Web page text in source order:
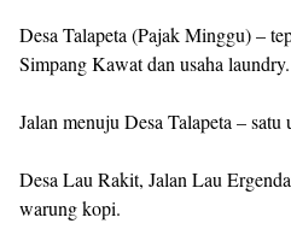
Desa Talapeta (Pajak Minggu) –
Simpang Kawat dan usaha laundry.
Jalan menuju Desa Talapeta –
Desa Lau Rakit, Jalan Lau
warung kopi.